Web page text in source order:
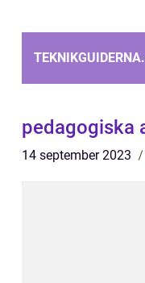
TEKNIKGUIDERNA.
pedagogiska
14 september 2023